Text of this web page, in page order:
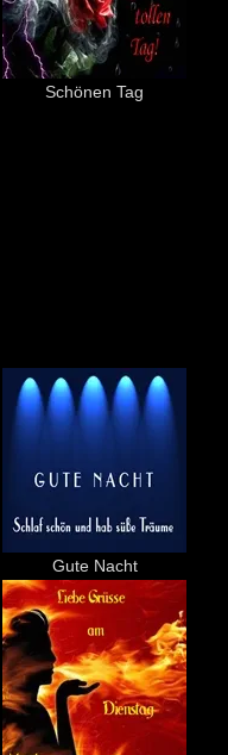
Schönen Tag
Gute Nacht